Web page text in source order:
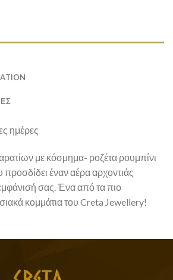
ημέρες
με κόσμημα- ροζέτα ρουμπίνι
έναν αέρα αρχοντιάς
σας. Ένα από τα πιο
κομμάτια του Creta Jewellery!